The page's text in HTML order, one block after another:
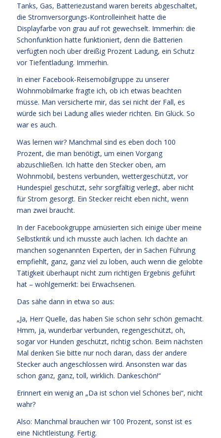
Tanks, Gas, Batteriezustand waren bereits abgeschaltet,
die Stromversorgungs-Kontrolleinheit hatte die
Displayfarbe von grau auf rot gewechselt. Immerhin: die
Schonfunktion hatte funktioniert, denn die Batterien
verfügten noch über dreißig Prozent Ladung, ein Schutz
vor Tiefentladung. Immerhin.
In einer Facebook-Reisemobilgruppe zu unserer
Wohnmobilmarke fragte ich, ob ich etwas beachten
müsse. Man versicherte mir, das sei nicht der Fall, es
würde sich bei Ladung alles wieder richten. Ein Glück. So
war es auch.
Was lernen wir? Manchmal sind es eben doch 100
Prozent, die man benötigt, um einen Vorgang
abzuschließen. Ich hatte den Stecker oben, am
Wohnmobil, bestens verbunden, wettergeschützt, vor
Hundespiel geschützt, sehr sorgfältig verlegt, aber nicht
für Strom gesorgt. Ein Stecker reicht eben nicht, wenn
man zwei braucht.
In der Facebookgruppe amüsierten sich einige über meine
Selbstkritik und ich musste auch lachen. Ich dachte an
manchen sogenannten Experten, der in Sachen Führung
empfiehlt, ganz, ganz viel zu loben, auch wenn die gelobte
Tätigkeit überhaupt nicht zum richtigen Ergebnis geführt
hat – wohlgemerkt: bei Erwachsenen.
Das sähe dann in etwa so aus:
„Ja, Herr Quelle, das haben Sie schon sehr schön gemacht.
Hmm, ja, wunderbar verbunden, regengeschützt, oh,
sogar vor Hunden geschützt, richtig schön. Beim nächsten
Mal denken Sie bitte nur noch daran, dass der andere
Stecker auch angeschlossen wird. Ansonsten war das
schon ganz, ganz, toll, wirklich. Dankeschön!“
Erinnert ein wenig an „Da ist schon viel Schönes bei“, nicht
wahr?
Also: Manchmal brauchen wir 100 Prozent, sonst ist es
eine Nichtleistung. Fertig.